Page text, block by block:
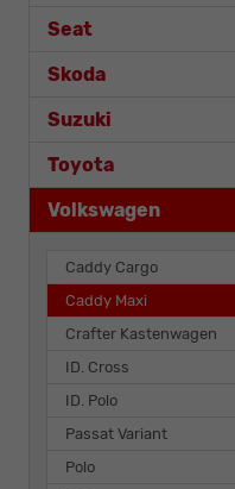
Seat
Skoda
Suzuki
Toyota
Volkswagen
Caddy Cargo
Caddy Maxi
Crafter Kastenwagen
ID. Cross
ID. Polo
Passat Variant
Polo